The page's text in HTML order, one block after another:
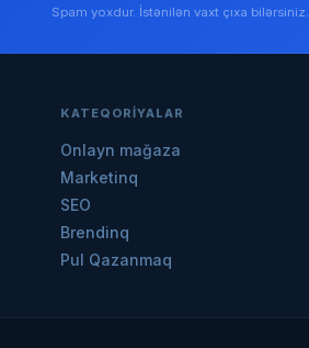
Spam yoxdur. İstənilən vaxt çıxa bilərsiniz.
KATEQORIYALAR
Onlayn mağaza
Marketinq
SEO
Brendinq
Pul Qazanmaq